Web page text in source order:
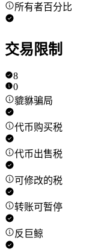
所有者百分比
交易限制
8
0
貔貅骗局
代币购买税
代币出售税
可修改的税
转账可暂停
反巨鲸